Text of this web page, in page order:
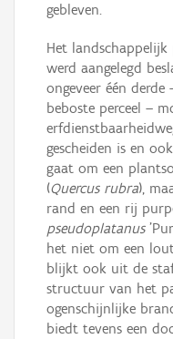
gebleven.
Het
werd aangelegd
ongeveer één
beboste perceel –
gescheiden is en
gaat om een
(Quercus rubra),
rand en een rij
pseudoplatanus
het niet om een
blijkt ook uit de
structuur van het
ogenschijnlijke
biedt tevens een